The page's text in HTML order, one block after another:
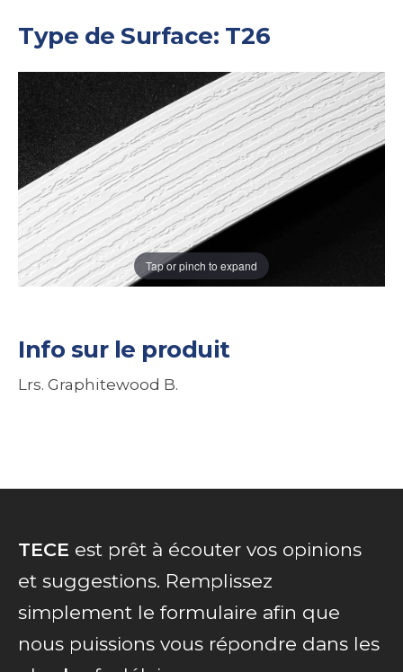
Type de Surface: T26
Tap or pinch to expand
Info sur le produit
Lrs. Graphitewood B.
TECE est prêt à écouter vos opinions
et suggestions. Remplissez
simplement le formulaire afin que
nous puissions vous répondre dans les